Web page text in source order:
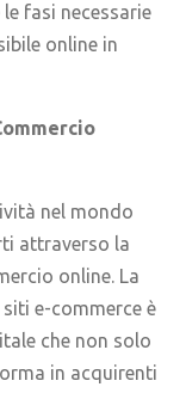
fasi necessarie
online in
nel mondo
attraverso la
online. La
e-commerce è
che non solo
in acquirenti